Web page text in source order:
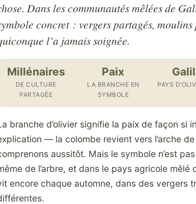
Dans les communautés mêlées de
concret : vergers partagés,
l’a jamais soignée.
Millénaires
DE CULTURE
PARTAGÉE
Paix
LA BRANCHE EN
SYMBOLE
PAYS
branche d’olivier signifie la paix de façon si
— la colombe revient vers l’arche
aussitôt. Mais le symbole n’est
de l’arbre, et dans le pays agricole
encore chaque automne, dans des vergers